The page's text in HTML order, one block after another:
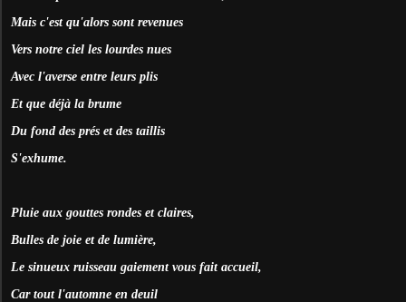
Mais c'est qu'alors sont revenues
Vers notre ciel les lourdes nues
Avec l'averse entre leurs plis
Et que déjà la brume
Du fond des prés et des taillis
S'exhume.
Pluie aux gouttes rondes et claires,
Bulles de joie et de lumière,
Le sinueux ruisseau gaiement vous fait accueil,
Car tout l'automne en deuil